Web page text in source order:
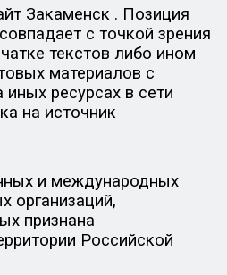
Закаменск . Позиция
с точкой зрения
текстов либо ином
материалов с
ресурсах в сети
на источник
и международных
организаций,
признана
Российской